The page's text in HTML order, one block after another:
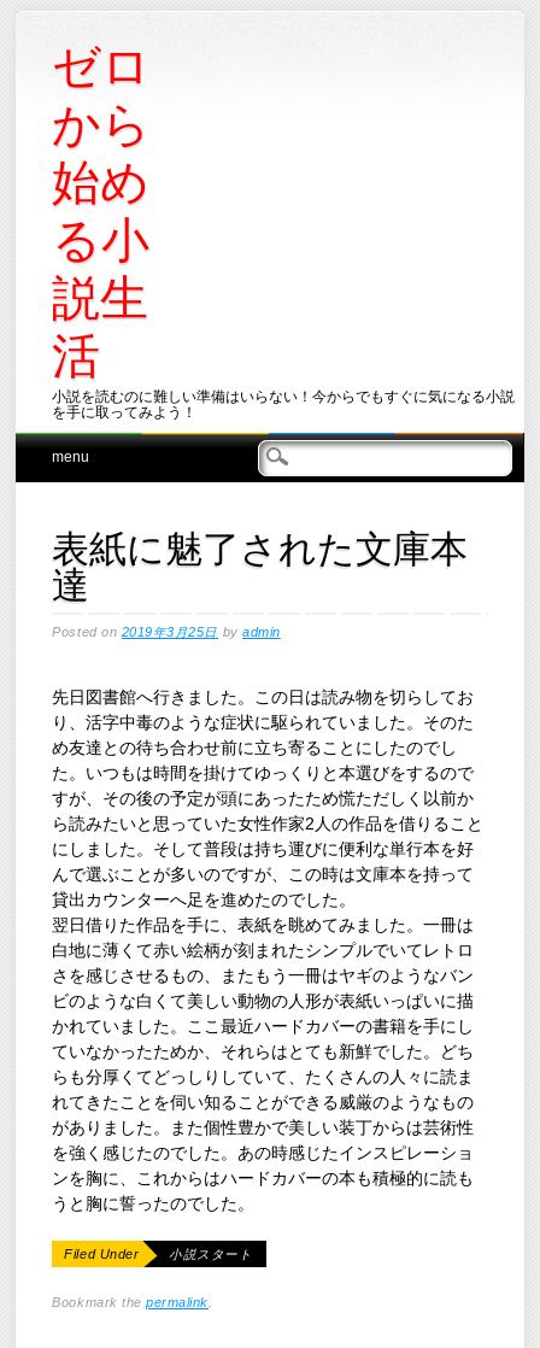
ゼロ
から
始め
る小
説生
活
小説を読むのに難しい準備はいらない！今からでもすぐに気になる小説
を手に取ってみよう！
Main menu
Skip
menu
表紙に魅了された文庫本
達
Posted on 2019年3月25日 byadmin
先日図書館へ行きました。この日は読み物を切らしてお
り、活字中毒のような症状に駆られていました。そのた
め友達との待ち合わせ前に立ち寄ることにしたのでし
た。いつもは時間を掛けてゆっくりと本選びをするので
すが、その後の予定が頭にあったため慌ただしく以前か
ら読みたいと思っていた女性作家2人の作品を借りること
にしました。そして普段は持ち運びに便利な単行本を好
んで選ぶことが多いのですが、この時は文庫本を持って
貸出カウンターへ足を進めたのでした。
翌日借りた作品を手に、表紙を眺めてみました。一冊は
白地に薄くて赤い絵柄が刻まれたシンプルでいてレトロ
さを感じさせるもの、またもう一冊はヤギのようなバン
ビのような白くて美しい動物の人形が表紙いっぱいに描
かれていました。ここ最近ハードカバーの書籍を手にし
ていなかったためか、それらはとても新鮮でした。どち
らも分厚くてどっしりしていて、たくさんの人々に読ま
れてきたことを伺い知ることができる威厳のようなもの
がありました。また個性豊かで美しい装丁からは芸術性
を強く感じたのでした。あの時感じたインスピレーショ
ンを胸に、これからはハードカバーの本も積極的に読も
うと胸に誓ったのでした。
Filed Under 小説スタート
Bookmark thepermalink.